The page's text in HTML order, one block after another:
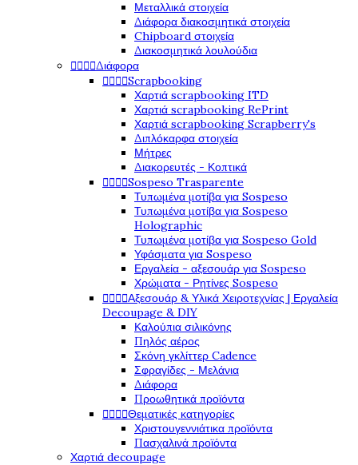
Μεταλλικά στοιχεία
Διάφορα διακοσμητικά στοιχεία
Chipboard στοιχεία
Διακοσμητικά λουλούδια
Διάφορα
Scrapbooking
Χαρτιά scrapbooking ITD
Χαρτιά scrapbooking RePrint
Χαρτιά scrapbooking Scrapberry's
Διπλόκαρφα στοιχεία
Μήτρες
Διακορευτές - Κοπτικά
Sospeso Trasparente
Τυπωμένα μοτίβα για Sospeso
Τυπωμένα μοτίβα για Sospeso
Holographic
Τυπωμένα μοτίβα για Sospeso Gold
Υφάσματα για Sospeso
Εργαλεία - αξεσουάρ για Sospeso
Χρώματα - Ρητίνες Sospeso
Αξεσουάρ & Υλικά Χειροτεχνίας | Εργαλεία
Decoupage & DIY
Καλούπια σιλικόνης
Πηλός αέρος
Σκόνη γκλίττερ Cadence
Σφραγίδες - Μελάνια
Διάφορα
Προωθητικά προϊόντα
Θεματικές κατηγορίες
Χριστουγεννιάτικα προϊόντα
Πασχαλινά προϊόντα
Χαρτιά decoupage